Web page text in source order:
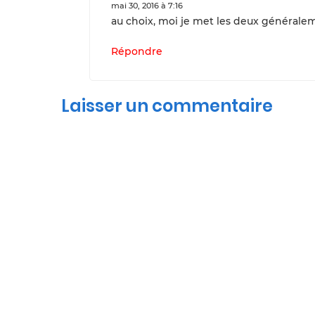
mai 30, 2016 à 7:16
au choix, moi je met les deux
Répondre
Laisser un commentaire